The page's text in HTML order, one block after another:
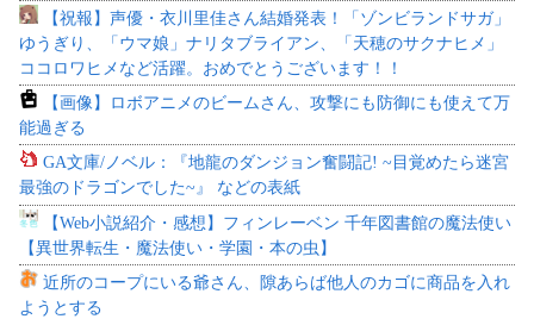
【祝報】声優・衣川里佳さん結婚発表！「ゾンビランドサガ」
ゆうぎり、「ウマ娘」ナリタブライアン、「天穂のサクナヒメ」
ココロワヒメなど活躍。おめでとうございます！！
【画像】ロボアニメのビームさん、攻撃にも防御にも使えて万
能過ぎる
GA文庫/ノベル：『地龍のダンジョン奮闘記! ~目覚めたら迷宮
最強のドラゴンでした~』 などの表紙
【Web小説紹介・感想】フィンレーベン 千年図書館の魔法使い
【異世界転生・魔法使い・学園・本の虫】
近所のコープにいる爺さん、隙あらば他人のカゴに商品を入れ
ようとする